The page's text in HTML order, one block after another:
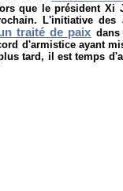
que le président Xi
L'initiative des
traité de paix
d'armistice ayant
tard, il est temps